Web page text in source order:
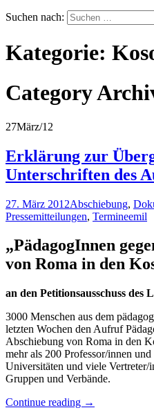
Suchen nach:
Kategorie:
Category
27März/12
Erklärung zur
Unterschriften des
27. März 2012Abschiebung,
Pressemitteilungen, Termineemil
„PädagogInnen
von Roma in den
an den Petitionsausschuss des
3000 Menschen aus dem
letzten Wochen den Aufruf
Abschiebung von Roma in den
mehr als 200 Professor/innen
Universitäten und viele
Gruppen und Verbände.
Continue reading →